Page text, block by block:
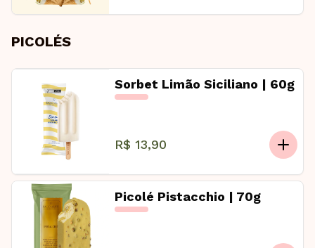
PICOLÉS
Sorbet Limão Siciliano | 60g
R$ 13,90
Picolé Pistacchio | 70g